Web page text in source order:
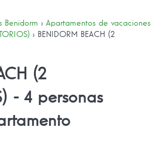
Benidorm › Apartamentos de vacaciones
› BENIDORM BEACH (2
(2
- 4 personas